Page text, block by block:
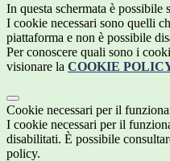
In questa schermata è
I cookie necessari sono quelli
piattaforma e non è possibile
Per conoscere quali sono i
visionare la COOKIE
Cookie necessari per il
I cookie necessari per il
disabilitati. È possibile
policy.